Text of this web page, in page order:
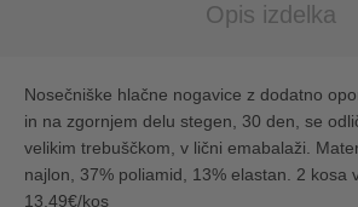
Opis izdelka
Nosečniške hlačne nogavice z dodatno
in na zgornjem delu stegen, 30 den, se
velikim trebuščkom, v lični emabalaži.
najlon, 37% poliamid, 13% elastan. 2 kosa
13,49€/kos